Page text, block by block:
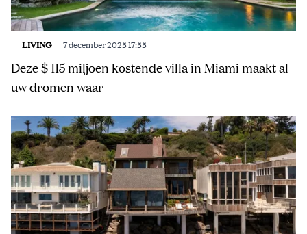
LIVING 7 december 2025 17:55
Deze $ 115 miljoen kostende villa in Miami maakt al
uw dromen waar